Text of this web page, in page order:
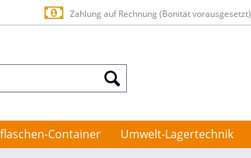
Zahlung auf Rechnung (Bonität vorausgesetzt)
Container Umwelt-Lagertechnik